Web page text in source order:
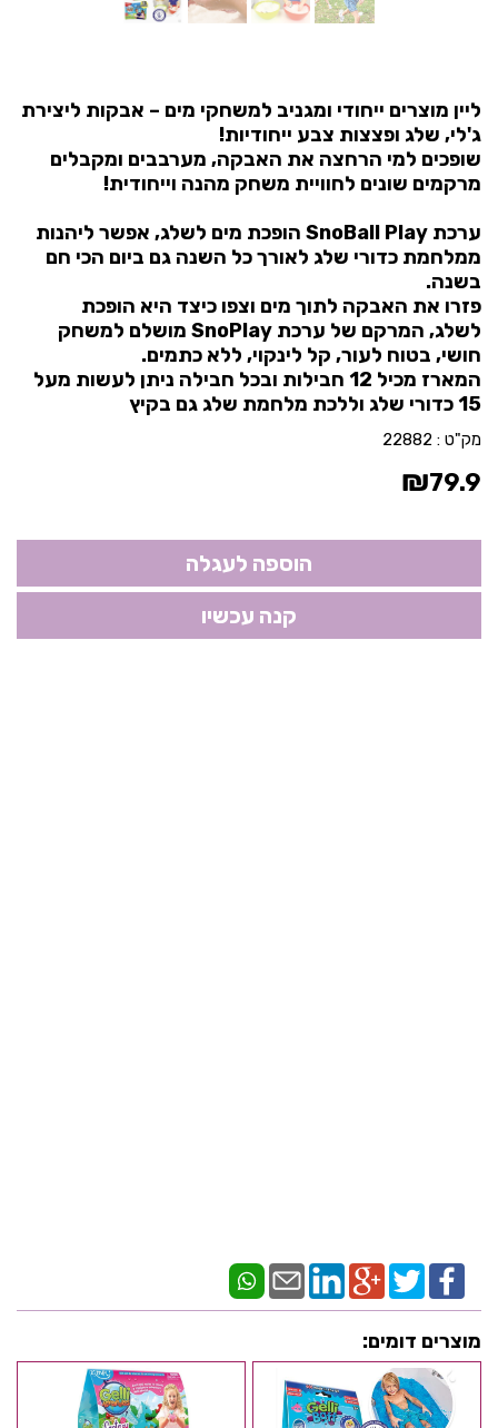
ליין מוצרים ייחודי ומגניב למשחקי מים – אבקות ליצירת
ג'לי, שלג ופצצות צבע ייחודיות!
שופכים למי הרחצה את האבקה, מערבבים ומקבלים
מרקמים שונים לחוויית משחק מהנה וייחודית!
ערכת SnoBall Play הופכת מים לשלג, אפשר ליהנות
ממלחמת כדורי שלג לאורך כל השנה גם ביום הכי חם
בשנה.
פזרו את האבקה לתוך מים וצפו כיצד היא הופכת
לשלג, המרקם של ערכת SnoPlay מושלם למשחק
חושי, בטוח לעור, קל לינקוי, ללא כתמים.
המארז מכיל 12 חבילות ובכל חבילה ניתן לעשות מעל
15 כדורי שלג וללכת מלחמת שלג גם בקיץ
מק"ט : 22882
₪79.9
מוצרים דומים: